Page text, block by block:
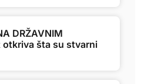
DRŽAVNIM
šta su stvarni